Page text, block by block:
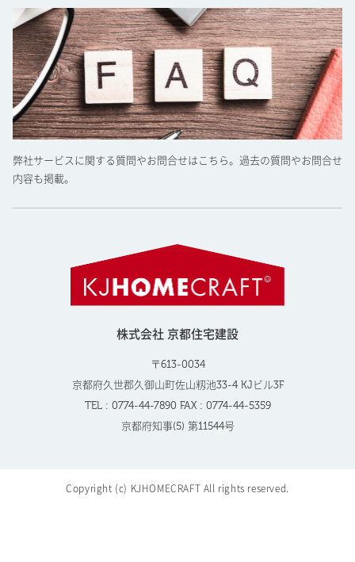
弊社サービスに関する質問やお問合せはこちら。過去の質問やお問合せ
内容も掲載。
株式会社 京都住宅建設
〒613-0034
京都府久世郡久御山町佐山籾池33-4 KJビル3F
TEL : 0774-44-7890 FAX : 0774-44-5359
京都府知事(5) 第11544号
Copyright (c) KJHOMECRAFT All rights reserved.